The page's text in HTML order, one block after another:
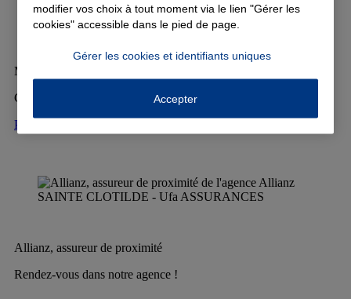
Multirisque professionnelle
Chaque activité mérite une protection adaptée.
Protection de l'activité Allianz
Allianz, assureur de proximité
Rendez-vous dans notre agence !
modifier vos choix à tout moment via le lien "Gérer les
cookies" accessible dans le pied de page.
Gérer les cookies et identifiants uniques
Accepter